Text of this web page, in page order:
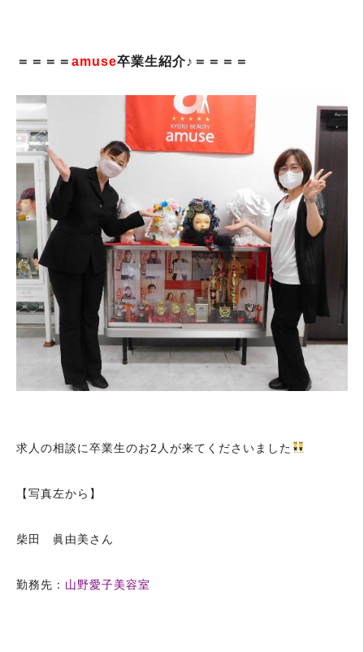
＝＝＝＝ amuse卒業生紹介♪＝＝＝＝
求人の相談に卒業生のお2人が来てくださいました
【写真左から】
柴田 眞由美さん
勤務先： 山野愛子美容室